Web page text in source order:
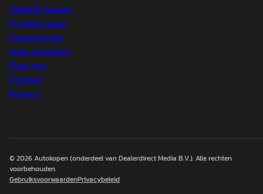
Zakelijk leasen
Private Lease
Financiering
Auto verkopen
Over ons
Contact
Privacy
© 2026Autokopen(onderdeel van Dealerdirect Media B.V.). Alle rechten
voorbehouden.
GebruiksvoorwaardenPrivacybeleid